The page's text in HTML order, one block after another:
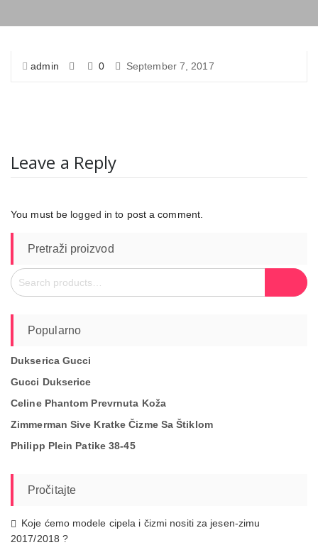
admin 0 September 7, 2017
Leave a Reply
You must be logged in to post a comment.
Pretraži proizvod
Search
for:
Popularno
Dukserica Gucci
Gucci Dukserice
Celine Phantom Prevrnuta Koža
Zimmerman Sive Kratke Čizme Sa Štiklom
Philipp Plein Patike 38-45
Pročitajte
Koje ćemo modele cipela i čizmi nositi za jesen-zimu
2017/2018 ?